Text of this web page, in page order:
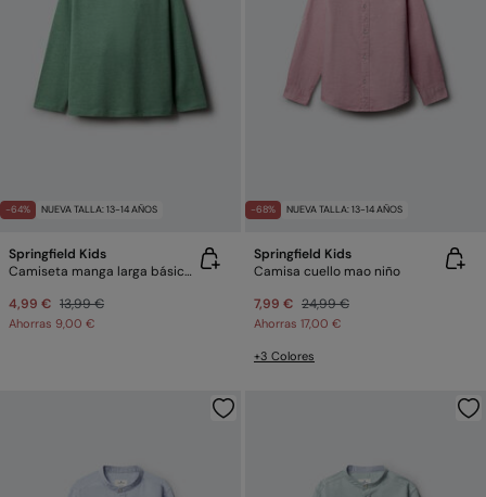
-64% NUEVA TALLA: 13-14 AÑOS
Springfield Kids
Camiseta manga larga básica niño
4,99 € 13,99 €
Ahorras 9,00 €
-68% NUEVA TALLA: 13-14 AÑOS
Springfield Kids
Camisa cuello mao niño
7,99 € 24,99 €
Ahorras 17,00 €
+3 Colores